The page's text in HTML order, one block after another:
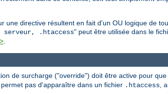
une directive résultent en fait d'un OU logique de
serveur, .htaccess" peut être utilisée dans le
de surcharge ("override") doit être active pour
pas d'apparaître dans un fichier .htaccess,